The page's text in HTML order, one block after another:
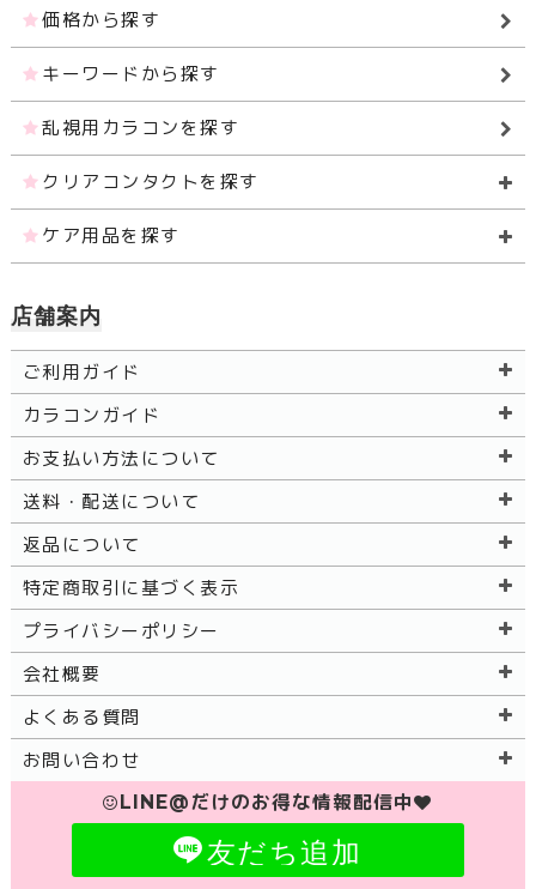
価格から探す
キーワードから探す
乱視用カラコンを探す
クリアコンタクトを探す
ケア用品を探す
店舗案内
ご利用ガイド
カラコンガイド
お支払い方法について
送料・配送について
返品について
特定商取引に基づく表示
プライバシーポリシー
会社概要
よくある質問
お問い合わせ
LINE@だけのお得な情報配信中
友だち追加